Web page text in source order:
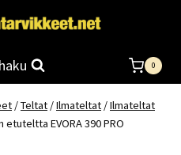
0
/Teltat /Ilmateltat /Ilmateltat
etuteltta EVORA 390 PRO